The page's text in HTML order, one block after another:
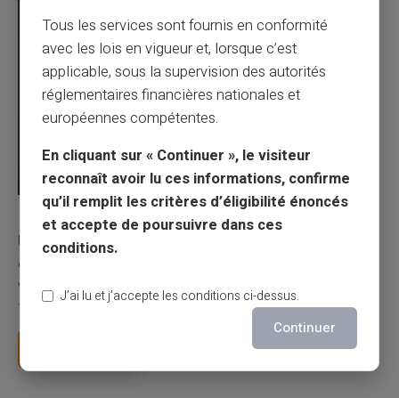
Carte prépayée
Une carte bancaire gratuite sans compte, ça
existe ?
Vous avez tapé cette recherche parce que votre banque vous
facture 50 € par an pour une carte que vo...
Tous les services sont fournis en conformité
avec les lois en vigueur et, lorsque c’est
applicable, sous la supervision des autorités
réglementaires financières nationales et
européennes compétentes.
En cliquant sur « Continuer », le visiteur
reconnaît avoir lu ces informations, confirme
qu’il remplit les critères d’éligibilité énoncés
et accepte de poursuivre dans ces
conditions.
J’ai lu et j’accepte les conditions ci-dessus.
Continuer